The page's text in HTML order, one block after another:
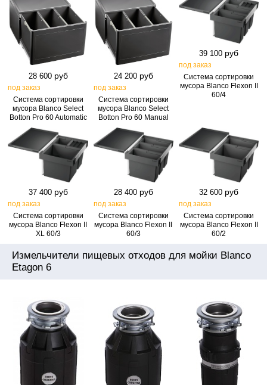
28 600 руб
под заказ
Система сортировки
мусора Blanco Select
Botton Pro 60 Automatic
24 200 руб
под заказ
Система сортировки
мусора Blanco Select
Botton Pro 60 Manual
39 100 руб
под заказ
Система сортировки
мусора Blanco Flexon II
60/4
37 400 руб
под заказ
Система сортировки
мусора Blanco Flexon II
XL 60/3
28 400 руб
под заказ
Система сортировки
мусора Blanco Flexon II
60/3
32 600 руб
под заказ
Система сортировки
мусора Blanco Flexon II
60/2
Измельчители пищевых отходов для мойки Blanco
Etagon 6